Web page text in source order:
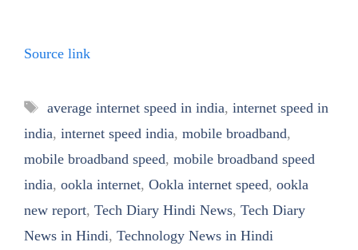
Source link
Tags
average internet speed in india, internet speed in
india, internet speed india, mobile broadband,
mobile broadband speed, mobile broadband speed
india, ookla internet, Ookla internet speed, ookla
new report, Tech Diary Hindi News, Tech Diary
News in Hindi, Technology News in Hindi